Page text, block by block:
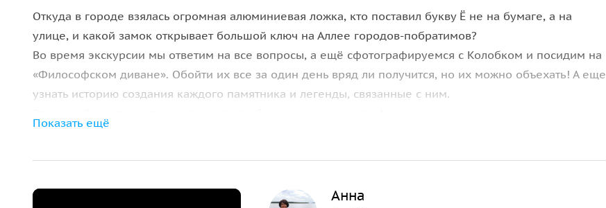
Откуда в городе взялась огромная алюминиевая ложка, кто поставил букву Ё не на бумаге, а на
улице, и какой замок открывает большой ключ на Аллее городов-побратимов?
Во время экскурсии мы ответим на все вопросы, а ещё сфотографируемся с Колобком и посидим на
«Философском диване». Обойти их все за один день вряд ли получится, но их можно объехать! А еще
узнать историю создания каждого памятника и легенды, связанные с ним.
Показать ещё
Анна